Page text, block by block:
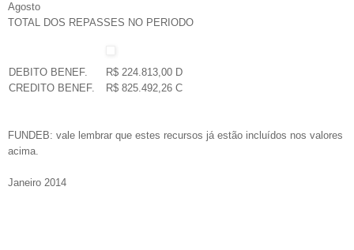
Agosto
TOTAL DOS REPASSES NO PERIODO
DEBITO BENEF.
R$ 224.813,00 D
CREDITO BENEF.
R$ 825.492,26 C
FUNDEB: vale lembrar que estes recursos já estão incluídos nos valores
acima.
Janeiro 2014